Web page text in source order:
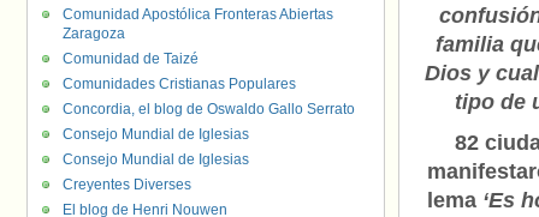
familia
Dios y
tipo de
82
lema‘Es
Comunidad Apostólica Fronteras Abiertas
Zaragoza
Comunidad de Taizé
Comunidades Cristianas Populares
Concordia, el blog de Oswaldo Gallo Serrato
Consejo Mundial de Iglesias
Consejo Mundial de Iglesias
Creyentes Diverses
El blog de Henri Nouwen